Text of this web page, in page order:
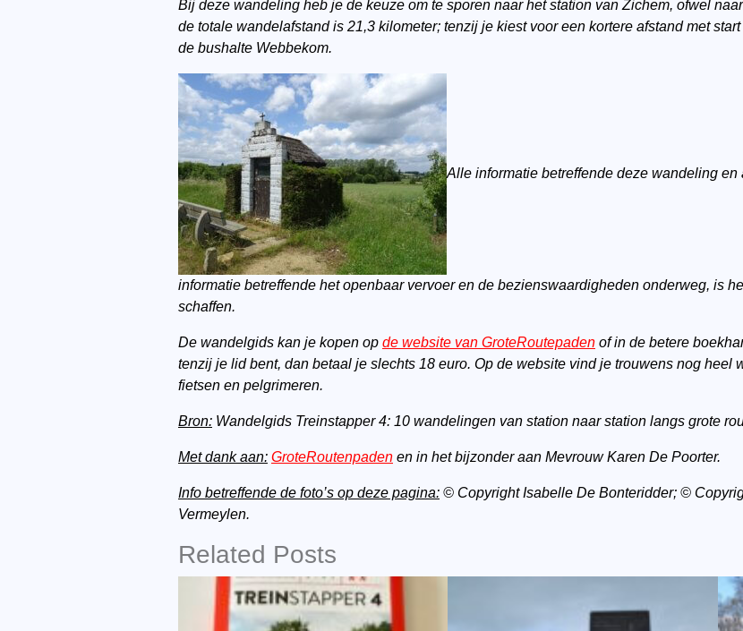
Bij deze wandeling heb je de keuze om te sporen naar het station van Zichem, ofwel
de totale wandelafstand is 21,3 kilometer; tenzij je kiest voor een kortere afstand met
de bushalte Webbekom.
Alle informatie betreffende deze wandeling
informatie betreffende het openbaar vervoer en de bezienswaardigheden onderweg, is
schaffen.
De wandelgids kan je kopen op de website van GroteRoutepaden of in de betere
tenzij je lid bent, dan betaal je slechts 18 euro. Op de website vind je trouwens nog heel
fietsen en pelgrimeren.
Bron: Wandelgids Treinstapper 4: 10 wandelingen van station naar station langs grote
Met dank aan: GroteRoutenpaden en in het bijzonder aan Mevrouw Karen De Poorter.
Info betreffende de foto’s op deze pagina: © Copyright Isabelle De Bonteridder; ©
Vermeylen.
Related Posts